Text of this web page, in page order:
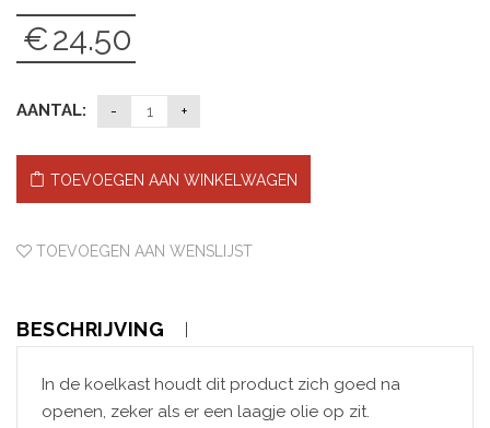
€24.50
AANTAL:
TOEVOEGEN AAN WINKELWAGEN
TOEVOEGEN AAN WENSLIJST
BESCHRIJVING
In de koelkast houdt dit product zich goed na
openen, zeker als er een laagje olie op zit.